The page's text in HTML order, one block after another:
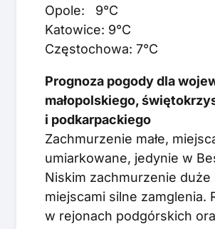
Opole: 9°C
Katowice: 9°C
Częstochowa: 7°C
Prognoza pogody dla
małopolskiego,
i podkarpackiego
Zachmurzenie małe,
umiarkowane, jedynie w
Niskim zachmurzenie duże
miejscami silne zamglenia.
w rejonach podgórskich